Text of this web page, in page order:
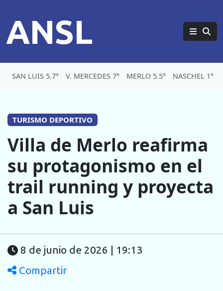
ANSL
SAN LUIS 5.7° V. MERCEDES 7° MERLO 5.5° NASCHEL 1°
TURISMO DEPORTIVO
Villa de Merlo reafirma
su protagonismo en el
trail running y proyecta
a San Luis
8 de junio de 2026 | 19:13
Compartir